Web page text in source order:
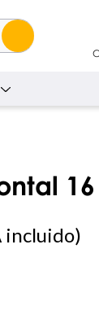
16
incluido)